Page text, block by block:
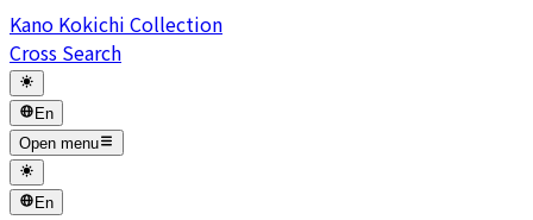
Kano Kokichi Collection
Cross Search
En
Open menu
En